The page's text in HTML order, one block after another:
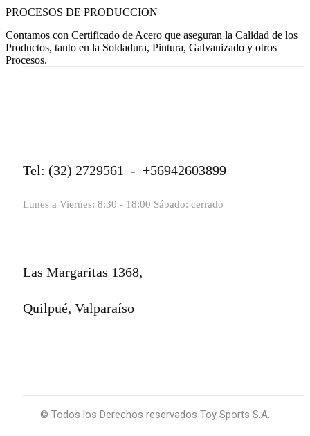
PROCESOS DE PRODUCCION
Contamos con Certificado de Acero que aseguran la Calidad de los
Productos, tanto en la Soldadura, Pintura, Galvanizado y otros
Procesos.
Tel: (32) 2729561 - +56942603899
Lunes a Viernes: 8:30 - 18:00 Sábado: cerrado
Las Margaritas 1368,
Quilpué, Valparaíso
© Todos los Derechos reservados Toy Sports S.A.